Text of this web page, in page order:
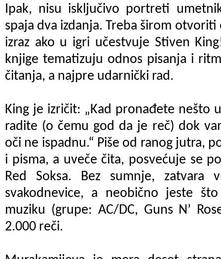
Ipak, nisu isključivo portreti
spaja dva izdanja. Treba širom
izraz ako u igri učestvuje Stiven
knjige tematizuju odnos pisanja i
čitanja, a najpre udarnički rad.
King je izričit: „Kad pronađete nešto
radite (o čemu god da je reč) dok
oči ne ispadnu.“ Piše od ranog jutra,
i pisma, a uveče čita, posvećuje se
Red Soksa. Bez sumnje, zatvara
svakodnevice, a neobično jeste
muziku (grupe: AC/DC, Guns N’
2.000 reči.